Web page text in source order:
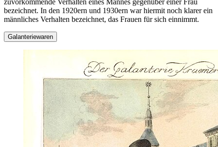
bezeichnet. In den 1920ern und 1930ern war hiermit noch klarer ein
männliches Verhalten bezeichnet, das Frauen für sich einnimmt.
Galanteriewaren